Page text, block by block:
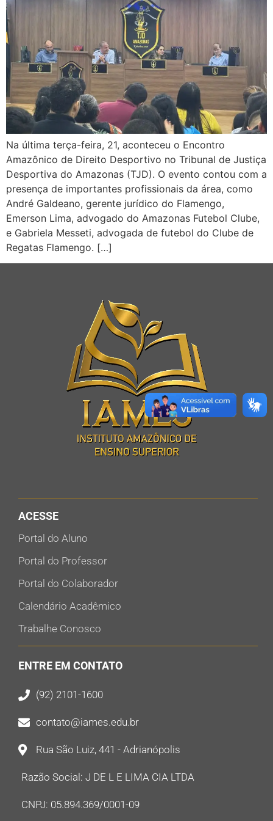
Na última terça-feira, 21, aconteceu o Encontro
Amazônico de Direito Desportivo no Tribunal de Justiça
Desportiva do Amazonas (TJD). O evento contou com a
presença de importantes profissionais da área, como
André Galdeano, gerente jurídico do Flamengo,
Emerson Lima, advogado do Amazonas Futebol Clube,
e Gabriela Messeti, advogada de futebol do Clube de
Regatas Flamengo. […]
ACESSE
Portal do Aluno
Portal do Professor
Portal do Colaborador
Calendário Acadêmico
Trabalhe Conosco
ENTRE EM CONTATO
(92) 2101-1600
contato@iames.edu.br
Rua São Luiz, 441 - Adrianópolis
Razão Social: J DE L E LIMA CIA LTDA
CNPJ: 05.894.369/0001-09